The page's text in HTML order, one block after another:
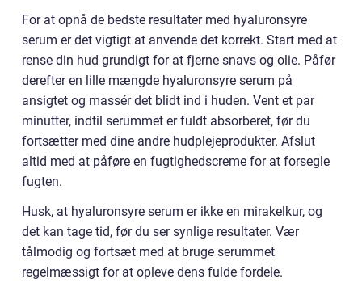
For at opnå de bedste resultater med hyaluronsyre
serum er det vigtigt at anvende det korrekt. Start med at
rense din hud grundigt for at fjerne snavs og olie. Påfør
derefter en lille mængde hyaluronsyre serum på
ansigtet og massér det blidt ind i huden. Vent et par
minutter, indtil serummet er fuldt absorberet, før du
fortsætter med dine andre hudplejeprodukter. Afslut
altid med at påføre en fugtighedscreme for at forsegle
fugten.
Husk, at hyaluronsyre serum er ikke en mirakelkur, og
det kan tage tid, før du ser synlige resultater. Vær
tålmodig og fortsæt med at bruge serummet
regelmæssigt for at opleve dens fulde fordele.